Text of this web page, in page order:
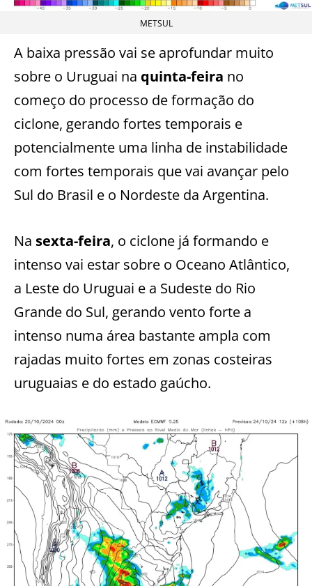
METSUL
A baixa pressão vai se aprofundar muito
sobre o Uruguai na quinta-feira no
começo do processo de formação do
ciclone, gerando fortes temporais e
potencialmente uma linha de instabilidade
com fortes temporais que vai avançar pelo
Sul do Brasil e o Nordeste da Argentina.
Na sexta-feira, o ciclone já formando e
intenso vai estar sobre o Oceano Atlântico,
a Leste do Uruguai e a Sudeste do Rio
Grande do Sul, gerando vento forte a
intenso numa área bastante ampla com
rajadas muito fortes em zonas costeiras
uruguaias e do estado gaúcho.